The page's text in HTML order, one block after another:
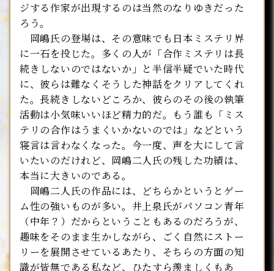
ジする作家が出現するのは当然のなりゆきだった
ろう。
岡嶋氏の登場は、その意味でも日本ミステリ界
に一石を投じた。多くの人が「合作ミステリは長
続きしないのではないか」と半信半疑でいた時代
に、彼らは難なくそうした神話をクリアしてくれ
た。長続きしないどころか、彼らのその後の執筆
活動は小気味いいほど精力的だ。もう誰も「ミス
テリの合作はうまくいかないのでは」などという
寝言は言わなくなった。今一度、声を大にして言
いたいのだけれど、岡嶋二人氏の残した功績は、
本当に大きいのである。
岡嶋二人氏の作品には、どちらかというとゲー
ム性の強いものが多い。井上泉氏がパソコン青年
（中年？）だからということもあるのだろうが、
趣味をそのまま生かしながら、ごく自然にストー
リーを展開させているあたり、そちらの方面の知
識が皆無である私など、ひたすら羨ましくもあ